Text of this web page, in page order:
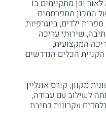
וכן מתקיימים בו
המכון מתפרסמים
ילדים, ביוגרפיות,
שירותי עריכה
המקצועית,
הכלים הנדרשים
מקוון, קורס אונליין
לשילוב עם עבודה,
עקרונות כתיבת